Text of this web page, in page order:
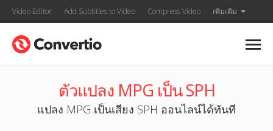
Video Editor Add Subtitles to Video Compress Video เพิ่มเติม
ตัวแปลง MPG เป็น SPH
แปลง MPG เป็นเสียง SPH ออนไลน์ได้ทันที